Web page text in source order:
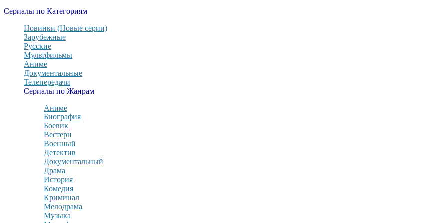
Сериалы по Категориям
Новинки (Новые серии)
Зарубежные
Русские
Мультфильмы
Аниме
Документальные
Телепередачи
Сериалы по Жанрам
Аниме
Биография
Боевик
Вестерн
Военный
Детектив
Документальный
Драма
История
Комедия
Криминал
Мелодрама
Музыка